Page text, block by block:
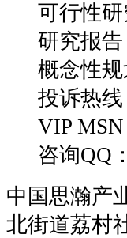
可行性
研究报告
概念性规
投诉热线
VIP MSN
咨询QQ
中国思瀚
北街道荔村